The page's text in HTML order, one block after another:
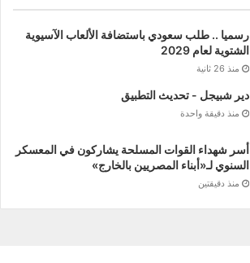
رسميا .. طلب سعودي باستضافة الألعاب الآسيوية
الشتوية لعام 2029
منذ 26 ثانية
دير شبيجل - تحديث التطبيق
منذ دقيقة واحدة
أسر شهداء القوات المسلحة يشاركون في المعسكر
السنوي لـ«أبناء المصريين بالخارج»
منذ دقيقتين